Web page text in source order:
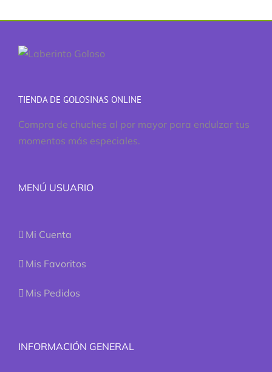
TIENDA DE GOLOSINAS ONLINE
Compra de chuches al por mayor para endulzar tus
momentos más especiales.
MENÚ USUARIO
Mi Cuenta
Mis Favoritos
Mis Pedidos
INFORMACIÓN GENERAL